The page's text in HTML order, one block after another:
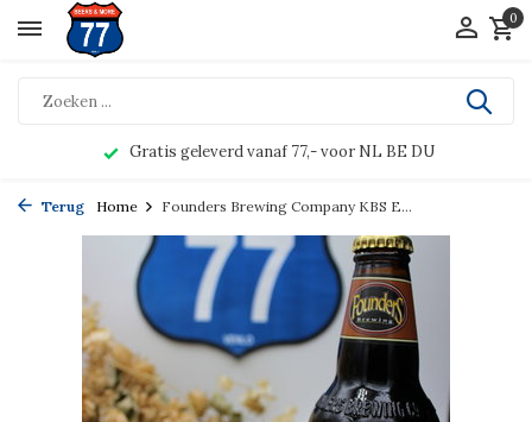
0
Gratis geleverd vanaf 77,- voor NL BE DU
Terug Home Founders Brewing Company KBS E...